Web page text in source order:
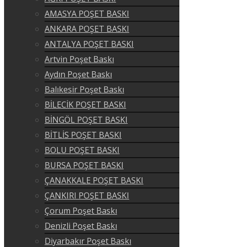
AMASYA POŞET BASKI
ANKARA POŞET BASKI
ANTALYA POŞET BASKI
Artvin Poşet Baskı
Aydın Poşet Baskı
Balıkesir Poşet Baskı
BİLECİK POŞET BASKI
BİNGÖL POŞET BASKI
BİTLİS POŞET BASKI
BOLU POŞET BASKI
BURSA POŞET BASKI
ÇANAKKALE POŞET BASKI
ÇANKIRI POŞET BASKI
Çorum Poşet Baskı
Denizli Poşet Baskı
Diyarbakır Poşet Baskı